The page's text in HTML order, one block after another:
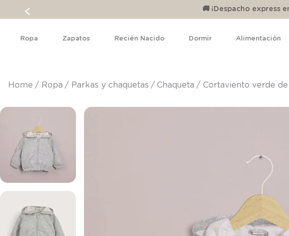
🚚 ¡Despacho express
Ropa Zapatos Recién Nacido Dormir Alimentación
ropa parkas y chaquetas chaqueta Cortaviento verde de